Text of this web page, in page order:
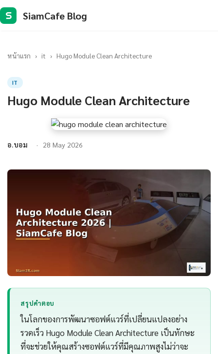
S SiamCafe Blog
หน้าแรก › it › Hugo Module Clean Architecture
IT
Hugo Module Clean Architecture
อ.บอม 28 May 2026
สรุปคำตอบ
ในโลกของการพัฒนาซอฟต์แวร์ที่เปลี่ยนแปลงอย่าง
รวดเร็ว Hugo Module Clean Architecture เป็นทักษะ
ที่จะช่วยให้คุณสร้างซอฟต์แวร์ที่มีคุณภาพสูงไม่ว่าจะ